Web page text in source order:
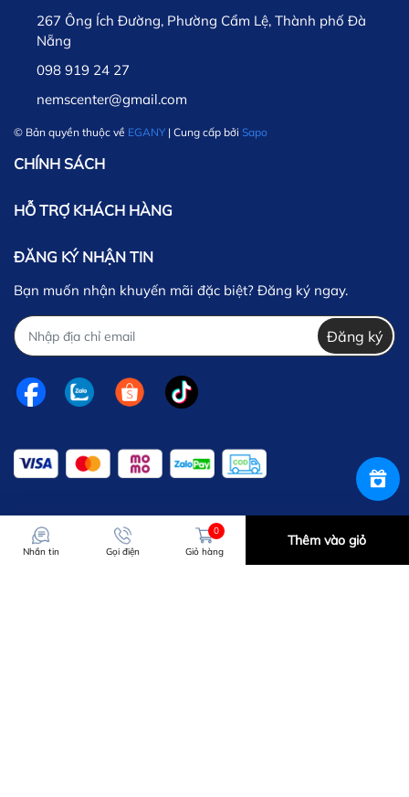
267 Ông Ích Đường, Phường Cẩm Lệ, Thành phố Đà
Nẵng
098 919 24 27
nemscenter@gmail.com
© Bản quyền thuộc về EGANY | Cung cấp bởi Sapo
CHÍNH SÁCH
HỖ TRỢ KHÁCH HÀNG
ĐĂNG KÝ NHẬN TIN
Bạn muốn nhận khuyến mãi đặc biệt? Đăng ký ngay.
Đăng ký
Nhắn tin Gọi điện
0
Giỏ hàng
Thêm vào giỏ